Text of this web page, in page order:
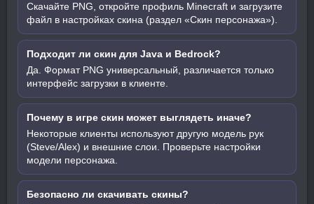
Скачайте PNG, откройте профиль Minecraft и загрузите
файл в настройках скина (раздел «Скин персонажа»).
Подходит ли скин для Java и Bedrock?
Да. Формат PNG универсальный, различается только
интерфейс загрузки в клиенте.
Почему в игре скин может выглядеть иначе?
Некоторые клиенты используют другую модель рук
(Steve/Alex) и внешние слои. Проверьте настройки
модели персонажа.
Безопасно ли скачивать скины?